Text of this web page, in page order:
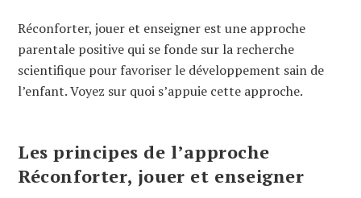
Réconforter, jouer et enseigner est une approche
parentale positive qui se fonde sur la recherche
scientifique pour favoriser le développement sain de
l’enfant. Voyez sur quoi s’appuie cette approche.
Les principes de l’approche
Réconforter, jouer et enseigner